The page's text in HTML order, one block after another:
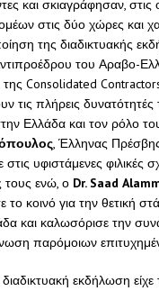
και σκιαγράφησαν,
στις δύο χώρες και
της διαδικτυακής
του Αραβο-
Consolidated
τις πλήρεις
Ελλάδα και τον ρόλο
, Έλληνας
υφιστάμενες φιλικές
τους ενώ, ο Dr. Saad
το κοινό για την θετική
και καλωσόρισε την
παρόμοιων
εκδήλωση